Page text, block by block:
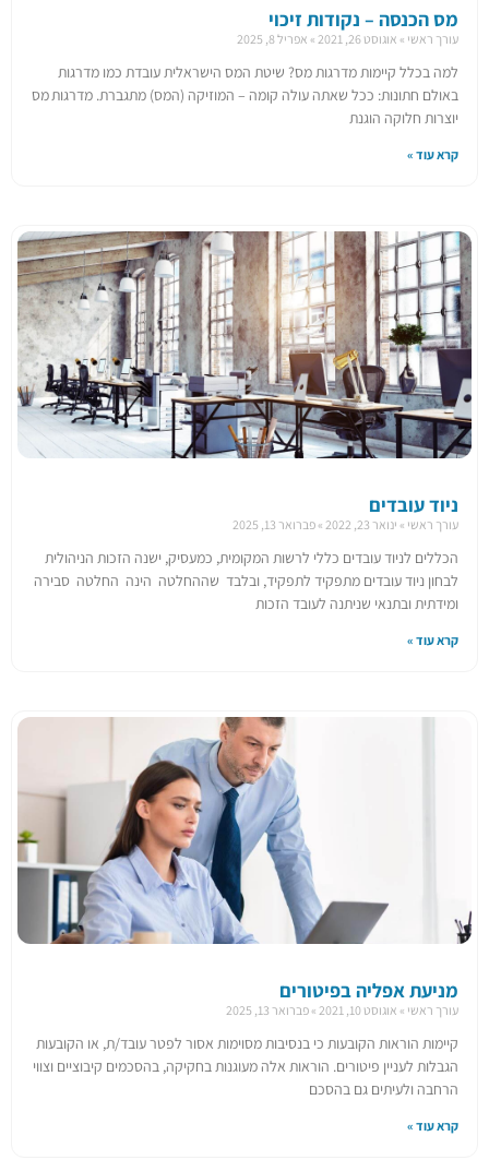
מס הכנסה – נקודות זיכוי
עורך ראשי אוגוסט 26, 2021 אפריל 8, 2025
למה בכלל קיימות מדרגות מס? שיטת המס הישראלית עובדת כמו מדרגות
באולם חתונות: ככל שאתה עולה קומה – המוזיקה (המס) מתגברת. מדרגות מס
יוצרות חלוקה הוגנת
קרא עוד »
ניוד עובדים
עורך ראשי ינואר 23, 2022 פברואר 13, 2025
הכללים לניוד עובדים כללי לרשות המקומית, כמעסיק, ישנה הזכות הניהולית
לבחון ניוד עובדים מתפקיד לתפקיד, ובלבד שההחלטה הינה החלטה סבירה
ומידתית ובתנאי שניתנה לעובד הזכות
קרא עוד »
מניעת אפליה בפיטורים
עורך ראשי אוגוסט 10, 2021 פברואר 13, 2025
קיימות הוראות הקובעות כי בנסיבות מסוימות אסור לפטר עובד/ת, או הקובעות
הגבלות לעניין פיטורים. הוראות אלה מעוגנות בחקיקה, בהסכמים קיבוציים וצווי
הרחבה ולעיתים גם בהסכם
קרא עוד »